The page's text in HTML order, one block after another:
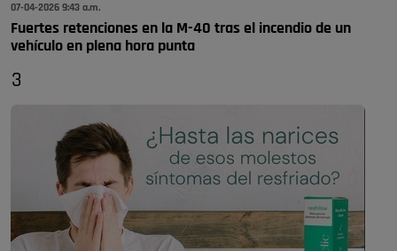
07-04-2026 9:43 a.m.
Fuertes retenciones en la M-40 tras el incendio de un
vehículo en plena hora punta
3